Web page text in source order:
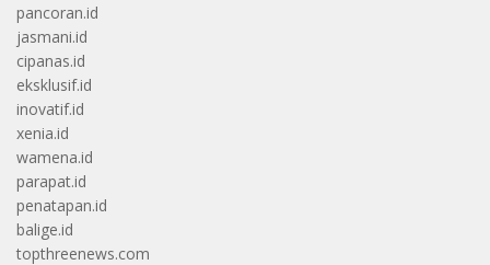
pancoran.id
jasmani.id
cipanas.id
eksklusif.id
inovatif.id
xenia.id
wamena.id
parapat.id
penatapan.id
balige.id
topthreenews.com